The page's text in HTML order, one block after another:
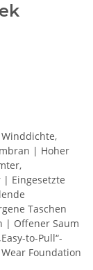
| Hoher
| Eingesetzte
Taschen
| Offener Saum
to-Pull“-
Foundation